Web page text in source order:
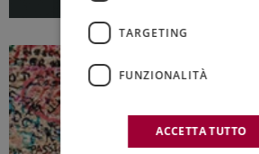
TARGETING
FUNZIONALITÀ
ACCETTA TUTTO